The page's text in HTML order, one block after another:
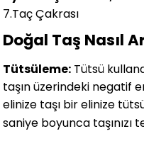
7.Taç Çakrası
Doğal Taş Nasıl
Tütsüleme: Tütsü
taşın üzerindeki negatif
elinize taşı bir elinize
saniye boyunca taşınızı